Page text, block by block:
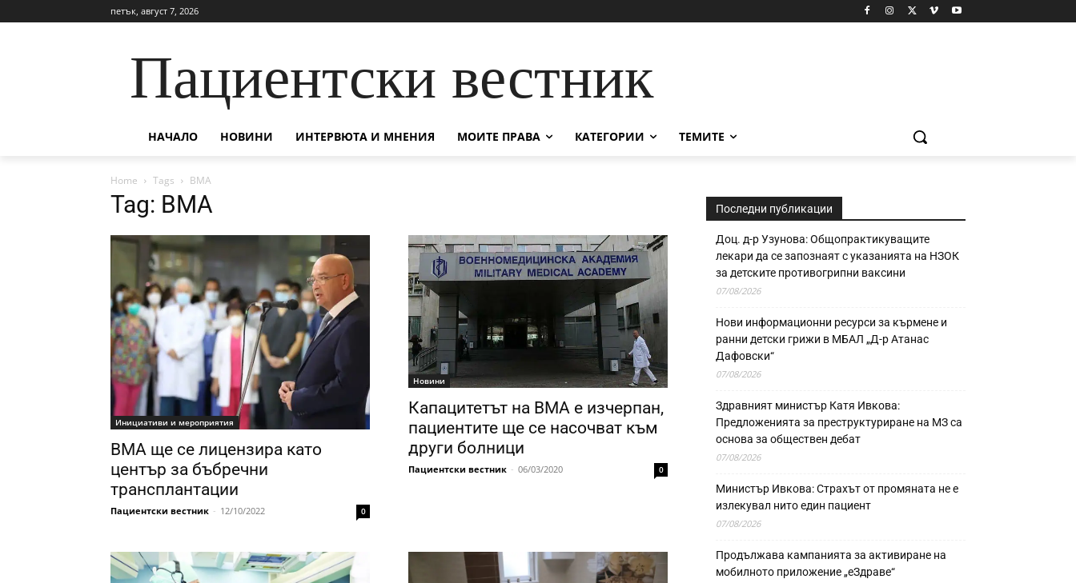
петък, август 7, 2026
Пациентски вестник
НАЧАЛО НОВИНИ ИНТЕРВЮТА И МНЕНИЯ МОИТЕ ПРАВА КАТЕГОРИИ ТЕМИТЕ
Home Tags ВМА
Tag: ВМА
Инициативи и мероприятия
ВМА ще се лицензира като
център за бъбречни
трансплантации
Пациентски вестник - 12/10/2022 0
Новини
Капацитетът на ВМА е изчерпан,
пациентите ще се насочват към
други болници
Пациентски вестник - 06/03/2020 0
Последни публикации
Доц. д-р Узунова: Общопрактикуващите
лекари да се запознаят с указанията на НЗОК
за детските противогрипни ваксини
07/08/2026
Нови информационни ресурси за кърмене и
ранни детски грижи в МБАЛ „Д-р Атанас
Дафовски“
07/08/2026
Здравният министър Катя Ивкова:
Предложенията за преструктуриране на МЗ са
основа за обществен дебат
07/08/2026
Министър Ивкова: Страхът от промяната не е
излекувал нито един пациент
07/08/2026
Продължава кампанията за активиране на
мобилното приложение „еЗдраве“